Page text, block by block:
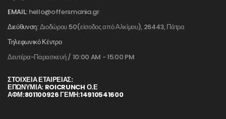
EMAIL: hello@offersmania.gr
Διεύθυνση:Διοδώρου 50(είσοδος από Αλκίμου), 26443, Πάτρα
Τηλεφωνικό Κέντρο
Δευτέρα-Παρασκευή / 10:00 AM - 15:00 PM
ΣΤΟΙΧΕΊΑ ΕΤΑΙΡΕΊΑΣ:
ΕΠΩΝΥΜΙΑ: ROICRUNCH Ο.Ε
ΑΦΜ:801100926 ΓΕΜΗ:14910541600